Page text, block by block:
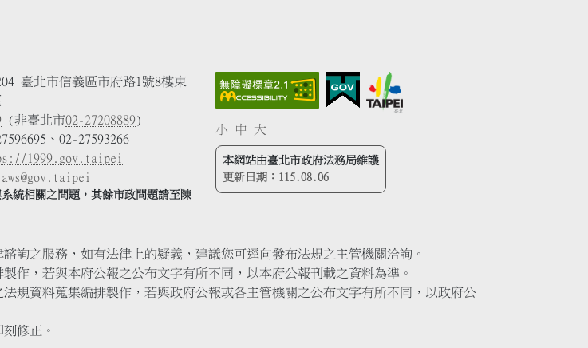
臺北市信義區市府路1號8樓東
(非臺北市02-27208889)
、02-27593266
1999.gov.taipei
統相關之問題，其餘市政問題請至陳
小 中 大
本網站由臺北市政府法務局維護
更新日期： 115.08.06
詢之服務，如有法律上的疑義，建議您可逕向發布法規之主管機關洽詢。
作，若與本府公報之公布文字有所不同，以本府公報刊載之資料為準。
規資料蒐集編排製作，若與政府公報或各主管機關之公布文字有所不同，以政府公
修正。